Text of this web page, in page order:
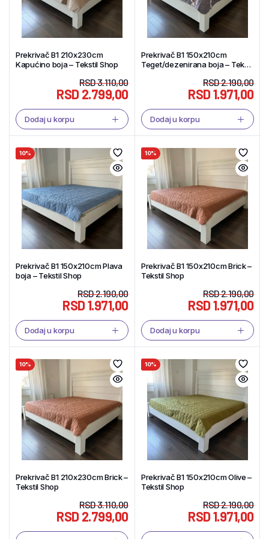
Prekrivač B1 210x230cm
Kapućino boja – Tekstil Shop
RSD3.110,00
RSD2.799,00
Dodaj u korpu
Prekrivač B1 150x210cm
Teget/dezenirana boja – Tekstil
RSD2.190,00
RSD1.971,00
Dodaj u korpu
10%
Prekrivač B1 150x210cm Plava
boja – Tekstil Shop
RSD2.190,00
RSD1.971,00
Dodaj u korpu
10%
Prekrivač B1 150x210cm Brick –
Tekstil Shop
RSD2.190,00
RSD1.971,00
Dodaj u korpu
10%
Prekrivač B1 210x230cm Brick –
Tekstil Shop
RSD3.110,00
RSD2.799,00
10%
Prekrivač B1 150x210cm Olive –
Tekstil Shop
RSD2.190,00
RSD1.971,00